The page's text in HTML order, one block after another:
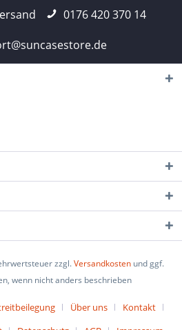
0176 420 370 14
zzgl.Versandkosten und ggf.
wenn nicht anders beschrieben
Über uns
Kontakt